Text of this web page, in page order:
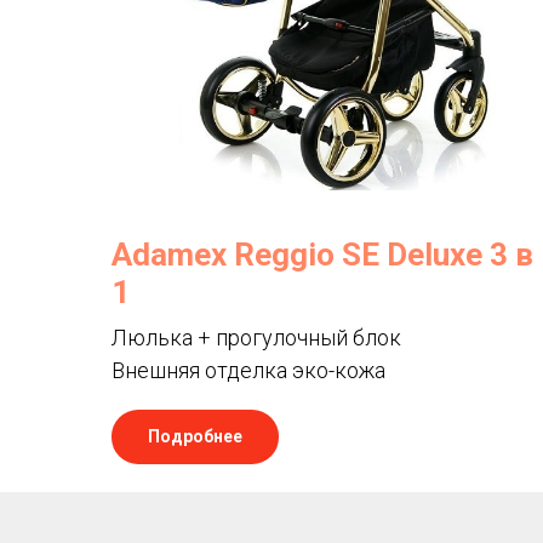
Adamex Reggio SE Deluxe 3 в
1
Люлька + прогулочный блок
Внешняя отделка эко-кожа
Подробнее